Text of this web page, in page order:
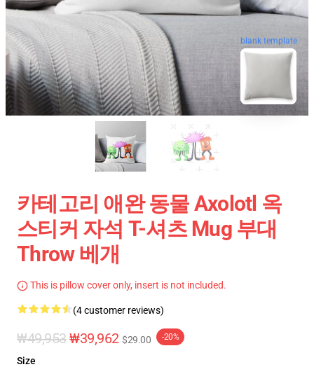
blank template
카테고리 애완 동물 Axolotl 옥
스티커 자석 T-셔츠 Mug 부대
Throw 베개
This is pillow cover only, insert is not included.
(4 customer reviews)
₩49,953 ₩39,962 $29.00 -20%
Size